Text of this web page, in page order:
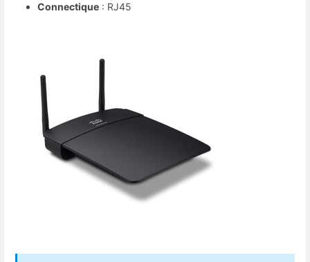
Connectique : RJ45